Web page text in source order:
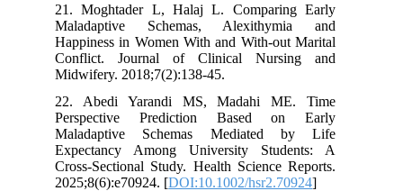
21. Moghtader L, Halaj L. Comparing Early
Maladaptive Schemas, Alexithymia and
Happiness in Women With and With-out Marital
Conflict. Journal of Clinical Nursing and
Midwifery. 2018;7(2):138-45.
22. Abedi Yarandi MS, Madahi ME. Time
Perspective Prediction Based on Early
Maladaptive Schemas Mediated by Life
Expectancy Among University Students: A
Cross‐Sectional Study. Health Science Reports.
2025;8(6):e70924. [DOI:10.1002/hsr2.70924